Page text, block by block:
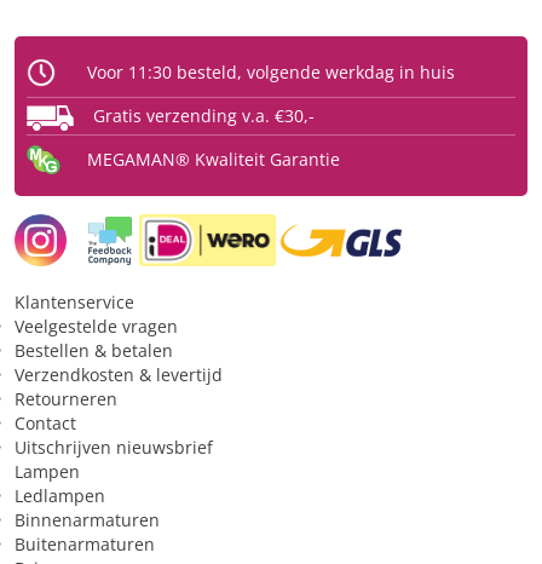
Fysiek
Type
Ledlamp
Fitting
E27
Type glas
Vorm
bol
Materiaal behuizing
Kunststof behuizing
Beschermingsgraad (IP)
Licht
Kleurtype
Lichtkleur
Lichthoeveelheid (lumen)
Toepassing
Voor 11:30 besteld, volgende werkdag in huis
Gratis verzending v.a. €30,-
MEGAMAN® Kwaliteit Garantie
Klantenservice
Veelgestelde vragen
Bestellen & betalen
Verzendkosten & levertijd
Retourneren
Contact
Uitschrijven nieuwsbrief
Lampen
Ledlampen
Binnenarmaturen
Buitenarmaturen